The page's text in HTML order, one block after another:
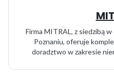
Firma MITRAL, z siedzibą
Poznaniu, oferuje
doradztwo w zakresie